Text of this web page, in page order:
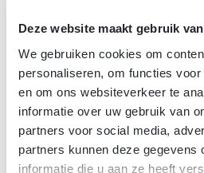
Deze website maakt gebruik
We gebruiken cookies om
personaliseren, om functies
en om ons websiteverkeer te
informatie over uw gebruik van
partners voor social media,
partners kunnen deze gegevens
informatie die u aan ze heeft
Riho
wit
Gratis
Levering: